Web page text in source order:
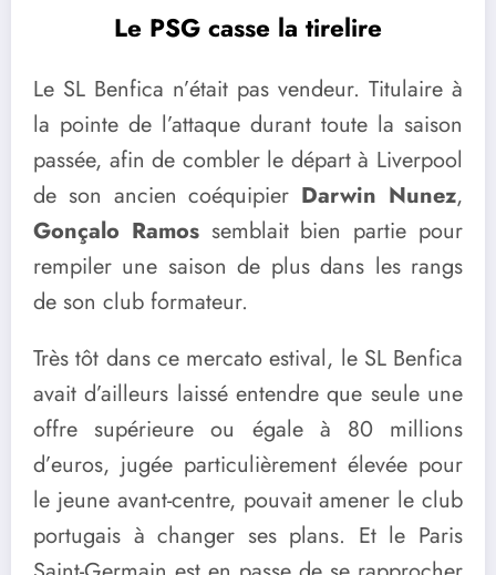
Le PSG casse la tirelire
Le SL Benfica n’était pas vendeur. Titulaire à
la pointe de l’attaque durant toute la saison
passée, afin de combler le départ à Liverpool
de son ancien coéquipier Darwin Nunez,
Gonçalo Ramossemblait bien partie pour
rempiler une saison de plus dans les rangs
de son club formateur.
Très tôt dans ce mercato estival, le SL Benfica
avait d’ailleurs laissé entendre que seule une
offre supérieure ou égale à 80 millions
d’euros, jugée particulièrement élevée pour
le jeune avant-centre, pouvait amener le club
portugais à changer ses plans. Et le Paris